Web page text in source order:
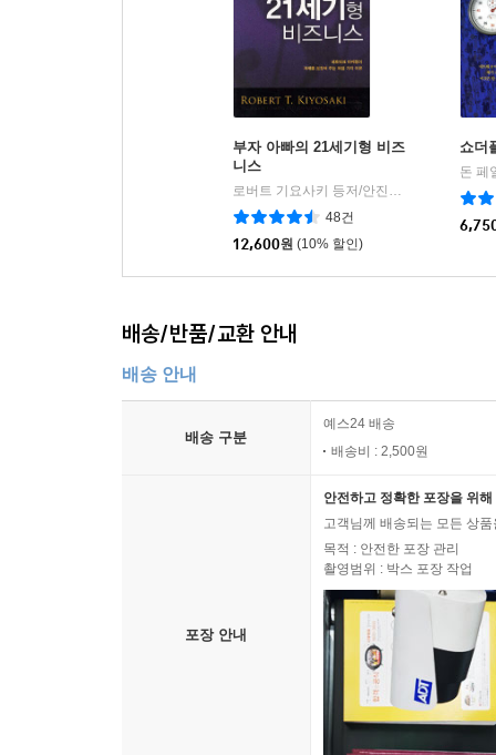
부자 아빠의 21세기형 비즈
니스
로버트 기요사키 등저/안진환 역
민음인
48건
12,600원 (10% 할인)
쇼더
돈 페
배송/반품/교환 안내
배송 안내
배송 구분
예스24 배송
배송비 : 2,500원
포장 안내
안전하고 정확한 포장을 위
고객님께 배송되는 모든 상
목적 : 안전한 포장 관리
촬영범위 : 박스 포장 작업